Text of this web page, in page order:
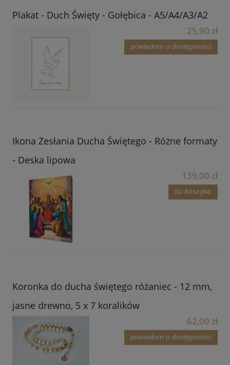
Plakat - Duch Święty - Gołębica - A5/A4/A3/A2
25,90 zł
powiadom o dostępności
Ikona Zesłania Ducha Świętego - Różne formaty
- Deska lipowa
139,00 zł
do koszyka
Koronka do ducha świętego różaniec - 12 mm,
jasne drewno, 5 x 7 koralików
62,00 zł
powiadom o dostępności